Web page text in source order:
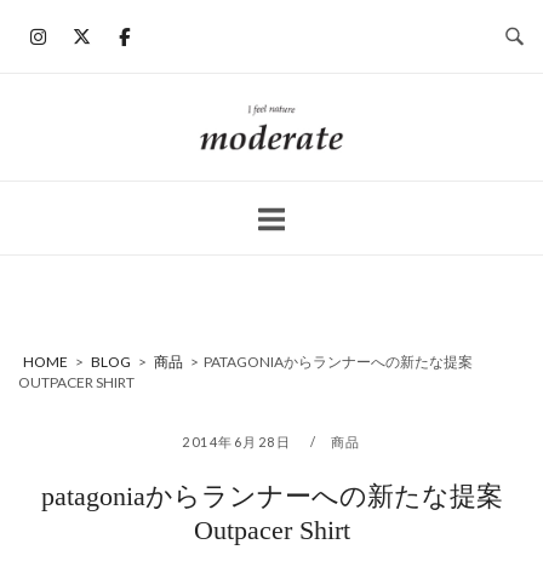
ホ
ー
HOME > BLOG > 商品 > PATAGONIAからランナーへの新たな提案
OUTPACER SHIRT
2014年6月28日 商品
patagoniaからランナーへの新たな提案
Outpacer Shirt